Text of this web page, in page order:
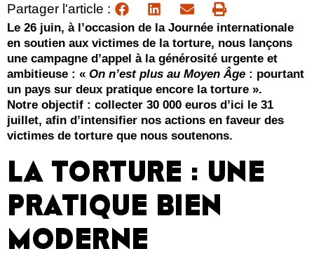
Partager l'article :
Le 26 juin, à l’occasion de la Journée internationale
en soutien aux victimes de la torture, nous lançons
une campagne d’appel à la générosité urgente et
ambitieuse : « On n’est plus au Moyen Âge : pourtant
un pays sur deux pratique encore la torture ».
Notre objectif : collecter 30 000 euros d’ici le 31
juillet, afin d’intensifier nos actions en faveur des
victimes de torture que nous soutenons.
LA TORTURE : UNE
PRATIQUE BIEN
MODERNE